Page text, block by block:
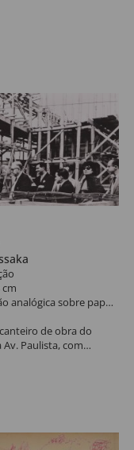
cm
impressão analógica sobre papel algodão
de obra do
Av. Paulista, com